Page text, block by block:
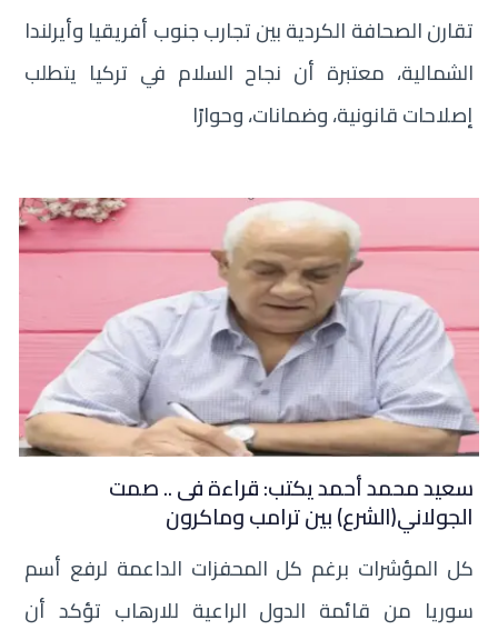
تقارن الصحافة الكردية بين تجارب جنوب أفريقيا وأيرلندا
الشمالية، معتبرة أن نجاح السلام في تركيا يتطلب
إصلاحات قانونية، وضمانات، وحوارًا
سعيد محمد أحمد يكتب: قراءة فى .. صمت
الجولاني(الشرع) بين ترامب وماكرون
كل المؤشرات برغم كل المحفزات الداعمة لرفع أسم
سوريا من قائمة الدول الراعية للارهاب تؤكد أن